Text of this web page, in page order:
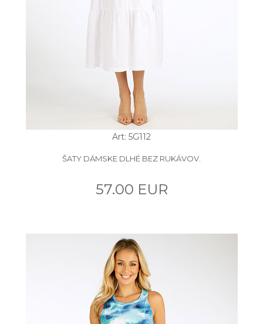
Art: 5G112
ŠATY DÁMSKE DLHÉ BEZ RUKÁVOV.
57.00 EUR